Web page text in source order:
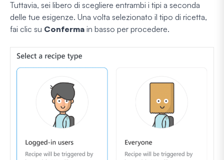
Tuttavia, sei libero di scegliere entrambi i tipi a seconda
delle tue esigenze. Una volta selezionato il tipo di ricetta,
fai clic su Conferma in basso per procedere.